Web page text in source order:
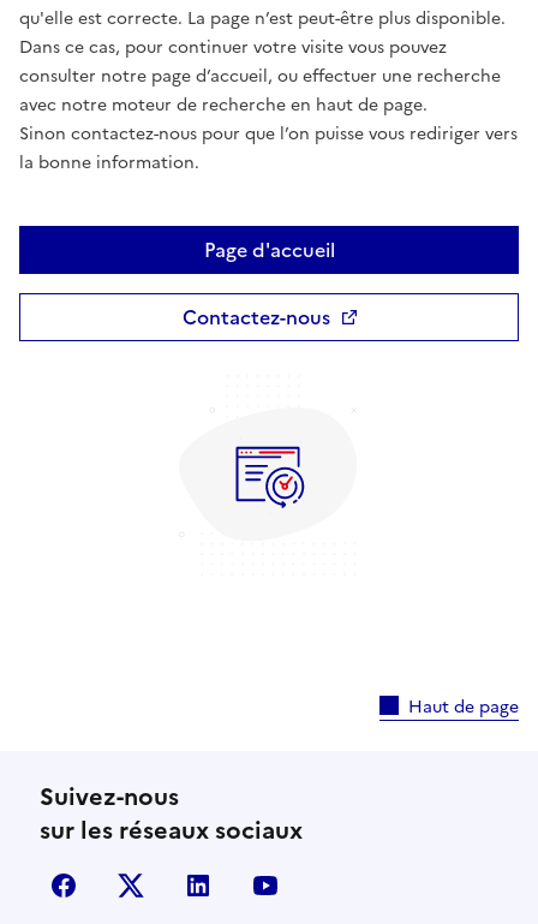
qu'elle est correcte. La page n’est peut-être plus disponible.
Dans ce cas, pour continuer votre visite vous pouvez
consulter notre page d’accueil, ou effectuer une recherche
avec notre moteur de recherche en haut de page.
Sinon contactez-nous pour que l’on puisse vous rediriger vers
la bonne information.
Page d'accueil
Contactez-nous
Haut de page
Suivez-nous
sur les réseaux sociaux
facebook X (anciennement Twitter)
linkedin